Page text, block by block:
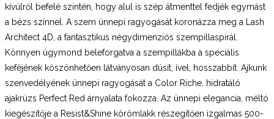
kívülről befelé szintén, hogy alul is szép átmenttel fedjék egymást
a bézs színnel. A szem ünnepi ragyogását koronázza meg a Lash
Architect 4D, a fantasztikus négydimenziós szempillaspirál.
Könnyen úgymond beleforgatva a szempillákba a speciális
keféjének köszönhetően látványosan dúsít, ível, hosszabbít. Ajkunk
szenvedélyének ünnepi ragyogását a Color Riche, hidratáló
ajakrúzs Perfect Red árnyalata fokozza. Az ünnepi elegancia, méltó
kiegészítője a Resist&Shine körömlakk részegítően izgalmas 500-